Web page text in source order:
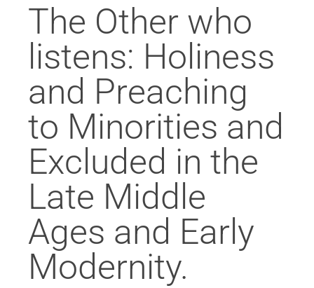
The Other who
listens: Holiness
and Preaching
to Minorities and
Excluded in the
Late Middle
Ages and Early
Modernity.